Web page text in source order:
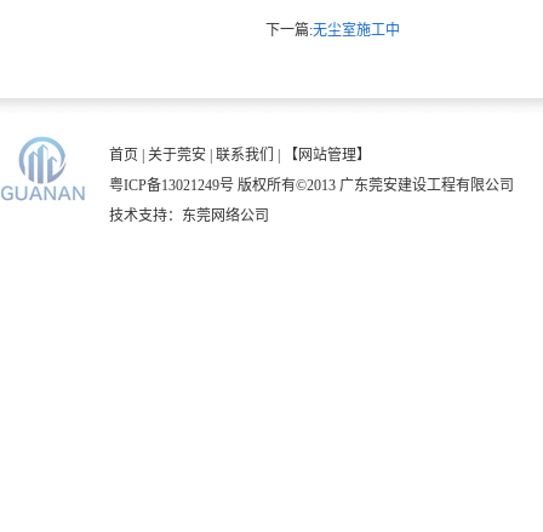
下一篇:无尘室施工中
首页 关于莞安 联系我们
【网站管理】
粤ICP备13021249号 版权所有©2013 广东莞安建设工程有限公司
技术支持： 东莞网络公司